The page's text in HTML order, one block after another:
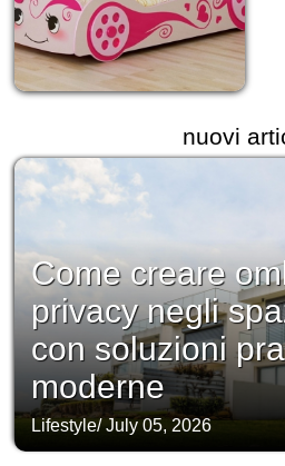
nuovi
Come creare
privacy negli
con soluzioni
moderne
Lifestyle/July 05, 2026